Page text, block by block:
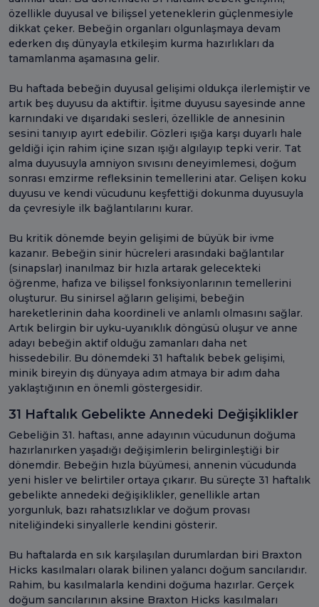
özellikle duyusal ve bilişsel yeteneklerin güçlenmesiyle
dikkat çeker. Bebeğin organları olgunlaşmaya devam
ederken dış dünyayla etkileşim kurma hazırlıkları da
tamamlanma aşamasına gelir.
Bu haftada bebeğin duyusal gelişimi oldukça ilerlemiştir ve
artık beş duyusu da aktiftir. İşitme duyusu sayesinde anne
karnındaki ve dışarıdaki sesleri, özellikle de annesinin
sesini tanıyıp ayırt edebilir. Gözleri ışığa karşı duyarlı hale
geldiği için rahim içine sızan ışığı algılayıp tepki verir. Tat
alma duyusuyla amniyon sıvısını deneyimlemesi, doğum
sonrası emzirme refleksinin temellerini atar. Gelişen koku
duyusu ve kendi vücudunu keşfettiği dokunma duyusuyla
da çevresiyle ilk bağlantılarını kurar.
Bu kritik dönemde beyin gelişimi de büyük bir ivme
kazanır. Bebeğin sinir hücreleri arasındaki bağlantılar
(sinapslar) inanılmaz bir hızla artarak gelecekteki
öğrenme, hafıza ve bilişsel fonksiyonlarının temellerini
oluşturur. Bu sinirsel ağların gelişimi, bebeğin
hareketlerinin daha koordineli ve anlamlı olmasını sağlar.
Artık belirgin bir uyku-uyanıklık döngüsü oluşur ve anne
adayı bebeğin aktif olduğu zamanları daha net
hissedebilir. Bu dönemdeki 31 haftalık bebek gelişimi,
minik bireyin dış dünyaya adım atmaya bir adım daha
yaklaştığının en önemli göstergesidir.
31 Haftalık Gebelikte Annedeki Değişiklikler
Gebeliğin 31. haftası, anne adayının vücudunun doğuma
hazırlanırken yaşadığı değişimlerin belirginleştiği bir
dönemdir. Bebeğin hızla büyümesi, annenin vücudunda
yeni hisler ve belirtiler ortaya çıkarır. Bu süreçte 31 haftalık
gebelikte annedeki değişiklikler, genellikle artan
yorgunluk, bazı rahatsızlıklar ve doğum provası
niteliğindeki sinyallerle kendini gösterir.
Bu haftalarda en sık karşılaşılan durumlardan biri Braxton
Hicks kasılmaları olarak bilinen yalancı doğum sancılarıdır.
Rahim, bu kasılmalarla kendini doğuma hazırlar. Gerçek
doğum sancılarının aksine Braxton Hicks kasılmaları